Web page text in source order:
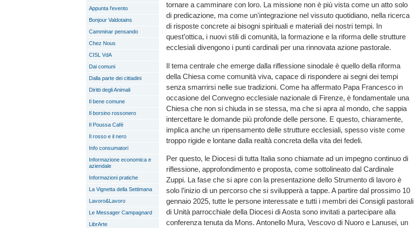
Appunta l'evento
Bonjour Valdotains
Camminar pensando
Chez Nous
CISL VdA
Dai comuni
Dalla parte dei cittadini
Diritti degli Animali
Il bene comune
Il borsino rossonero
Il Poussa Café
Il rosso e il nero
Info consumatori
Informazione economica e
aziendale
Informazioni pratiche
La Vignetta della Settimana
Lavoro&Lavoro
Le Messager Campagnard
LibrArte
tornare a camminare con loro. La missione non è più vista come un atto solo
di predicazione, ma come un'integrazione nel vissuto quotidiano, nella ricerca
di risposte concrete ai bisogni spirituali e materiali dei nostri tempi. In
quest’ottica, i nuovi stili di comunità, la formazione e la riforma delle strutture
ecclesiali divengono i punti cardinali per una rinnovata azione pastorale.
Il tema centrale che emerge dalla riflessione sinodale è quello della riforma
della Chiesa come comunità viva, capace di rispondere ai segni dei tempi
senza smarrirsi nelle sue tradizioni. Come ha affermato Papa Francesco in
occasione del Convegno ecclesiale nazionale di Firenze, è fondamentale una
Chiesa che non si chiuda in se stessa, ma che si apra al mondo, che sappia
intercettare le domande più profonde delle persone. E questo, chiaramente,
implica anche un ripensamento delle strutture ecclesiali, spesso viste come
troppo rigide e lontane dalla realtà concreta della vita dei fedeli.
Per questo, le Diocesi di tutta Italia sono chiamate ad un impegno continuo di
riflessione, approfondimento e proposta, come sottolineato dal Cardinale
Zuppi. La fase che si apre con la presentazione dello Strumento di lavoro è
solo l’inizio di un percorso che si svilupperà a tappe. A partire dal prossimo 10
gennaio 2025, tutte le persone interessate e tutti i membri dei Consigli pastorali
di Unità parrocchiale della Diocesi di Aosta sono invitati a partecipare alla
conferenza tenuta da Mons. Antonello Mura, Vescovo di Nuoro e Lanusei, un